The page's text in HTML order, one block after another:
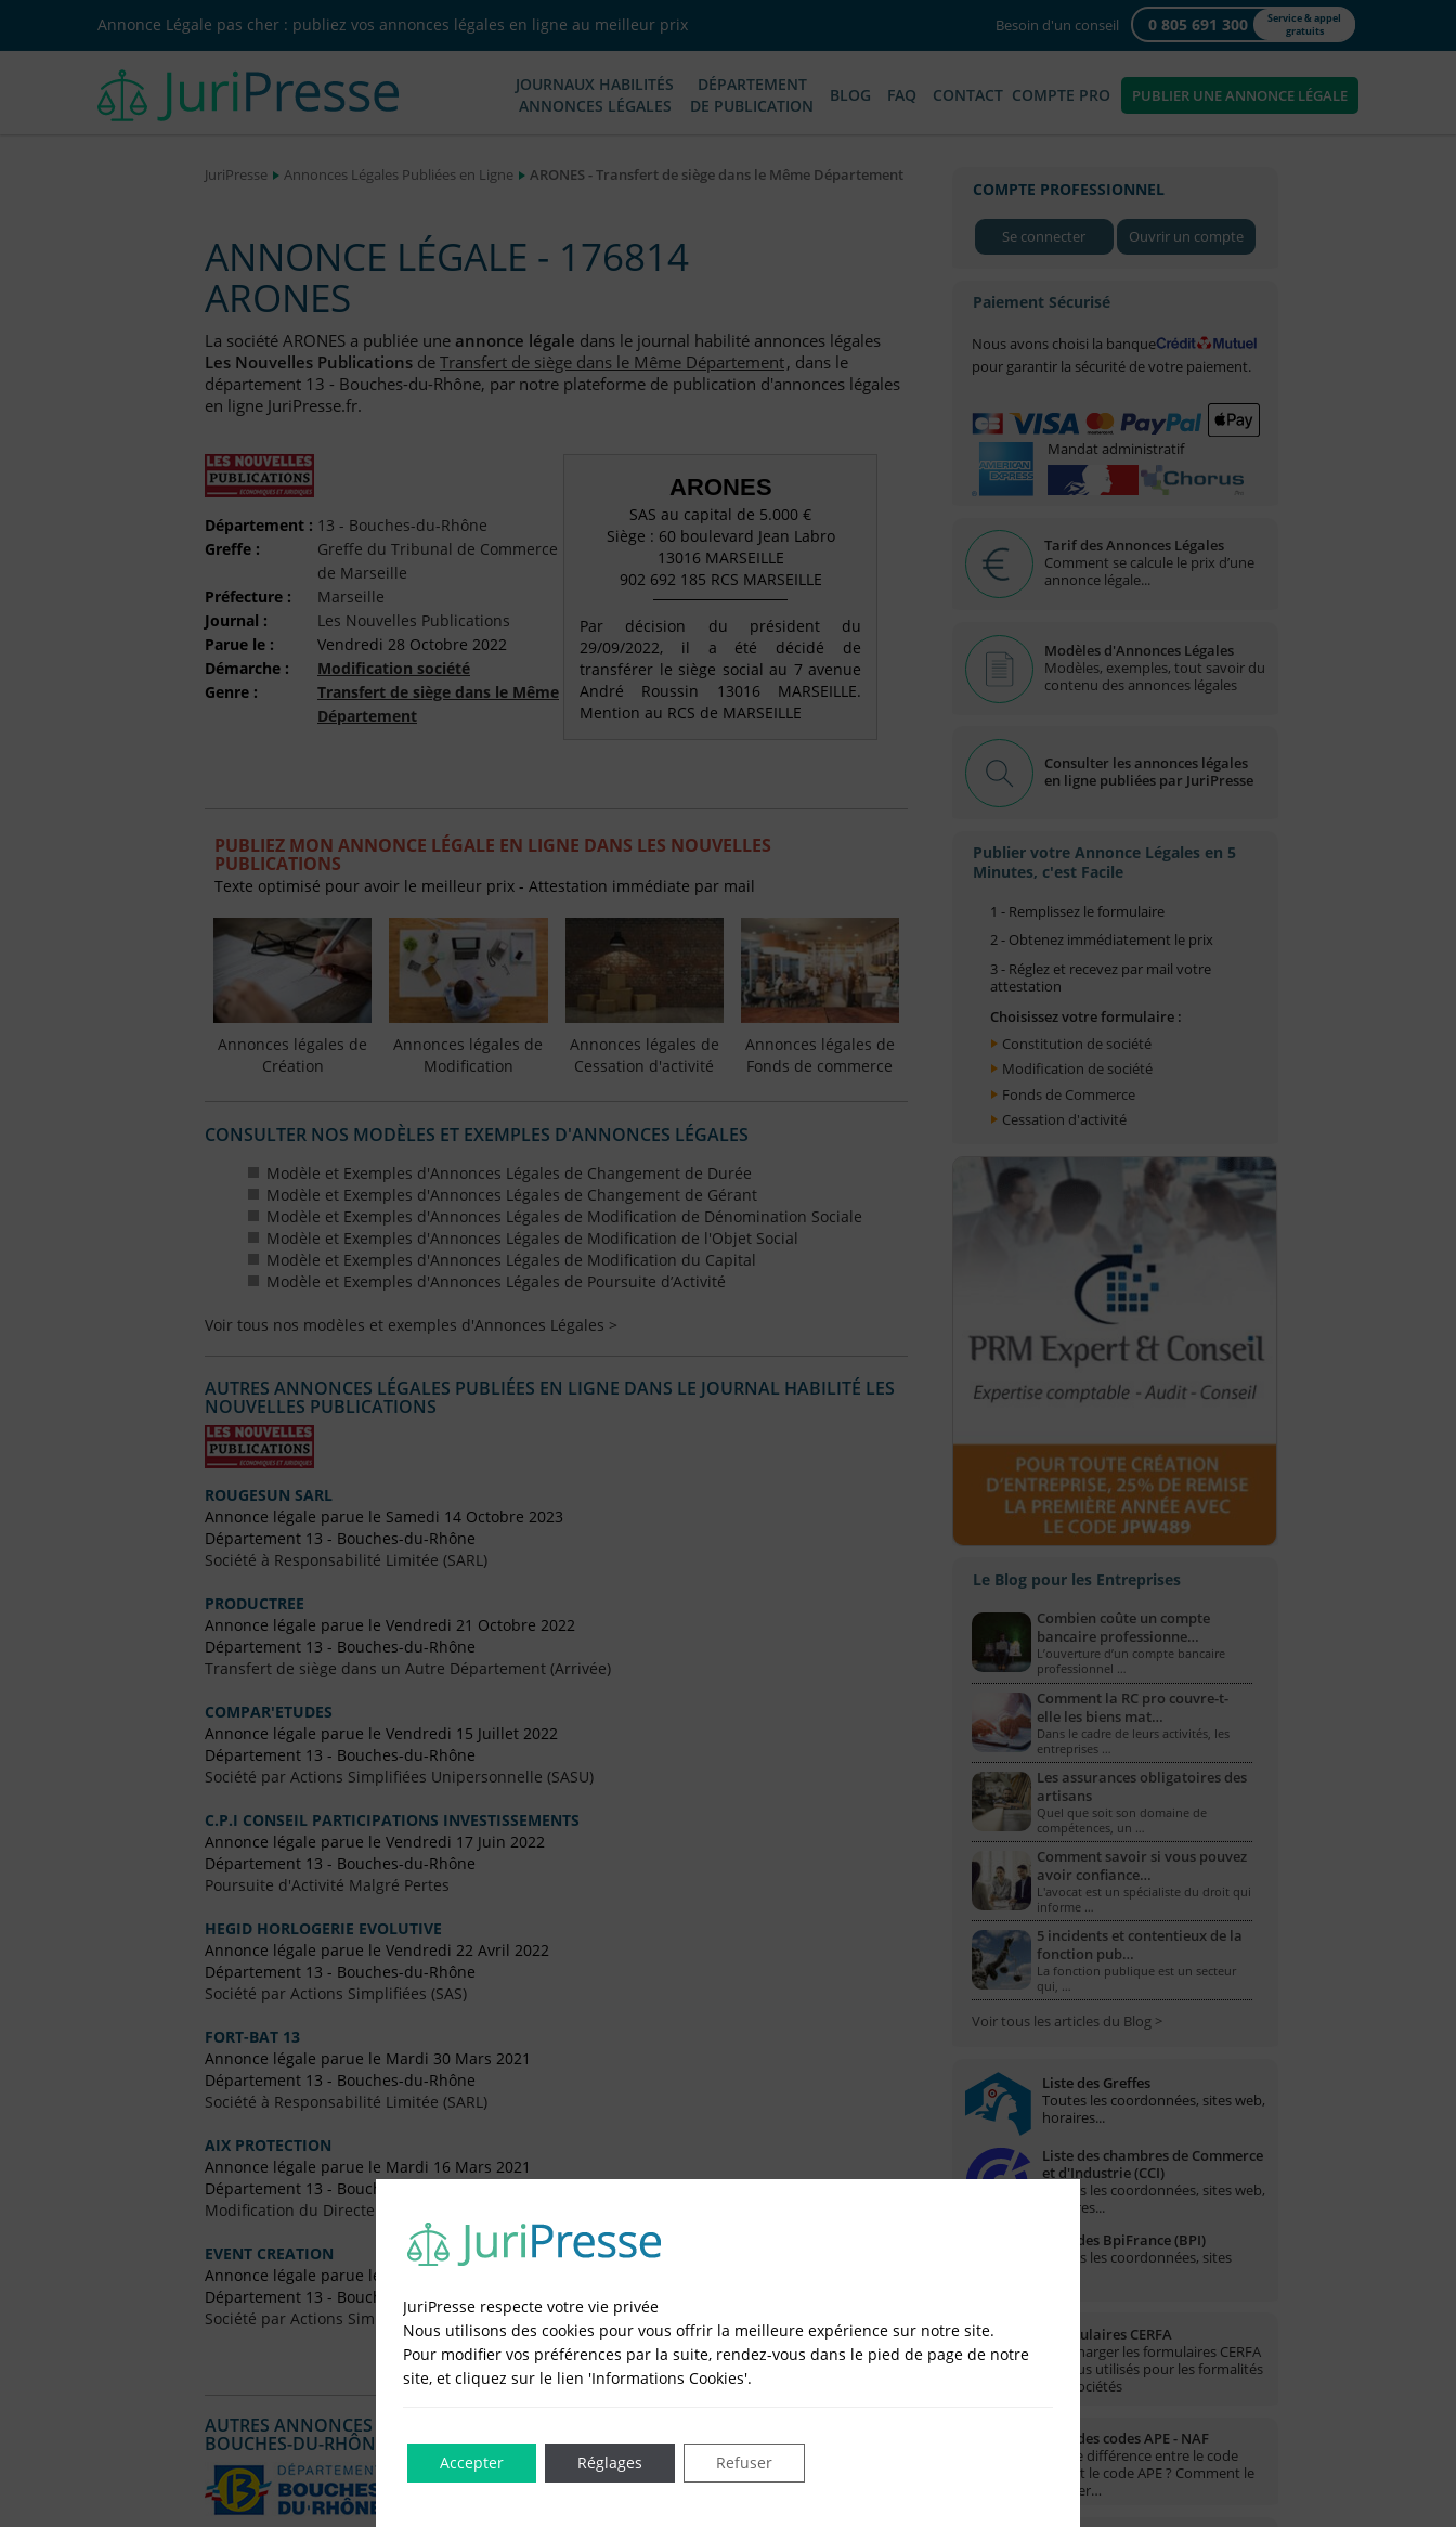
Annonce Légale pas cher : publiez vos annonces légales en ligne au meilleur prix Besoin d'un conseil 0 805 691 300
Service & appel
gratuits
JOURNAUX HABILITÉS
ANNONCES LÉGALES
DÉPARTEMENT
DE PUBLICATION
BLOG FAQ CONTACT COMPTE PRO PUBLIER UNE ANNONCE LÉGALE
JuriPresse Annonces Légales Publiées en Ligne ARONES - Transfert de siège dans le Même Département
ANNONCE LÉGALE - 176814
ARONES
La société ARONES a publiée une annonce légale dans le journal habilité annonces légales
Les Nouvelles Publications deTransfert de siège dans le Même Département, dans le
département 13 - Bouches-du-Rhône, par notre plateforme de publication d'annonces légales
en ligne JuriPresse.fr.
Département : 13 - Bouches-du-Rhône
Greffe :
Greffe du Tribunal de Commerce
de Marseille
Préfecture :
Marseille
Journal :
Les Nouvelles Publications
Parue le :
Vendredi 28 Octobre 2022
Démarche :
Modification société
Genre :
Transfert de siège dans le Même
Département
ARONES
SAS au capital de 5.000 €
Siège : 60 boulevard Jean Labro
13016 MARSEILLE
902 692 185 RCS MARSEILLE
Par décision du président du
29/09/2022, il a été décidé de
transférer le siège social au 7 avenue
André Roussin 13016 MARSEILLE.
Mention au RCS de MARSEILLE
PUBLIEZ MON ANNONCE LÉGALE EN LIGNE DANS LES NOUVELLES
PUBLICATIONS
Texte optimisé pour avoir le meilleur prix - Attestation immédiate par mail
Annonces légales de
Création
Annonces légales de
Modification
Annonces légales de
Cessation d'activité
Annonces légales de
Fonds de commerce
CONSULTER NOS MODÈLES ET EXEMPLES D'ANNONCES LÉGALES
Modèle et Exemples d'Annonces Légales de Changement de Durée
Modèle et Exemples d'Annonces Légales de Changement de Gérant
Modèle et Exemples d'Annonces Légales de Modification de Dénomination Sociale
Modèle et Exemples d'Annonces Légales de Modification de l'Objet Social
Modèle et Exemples d'Annonces Légales de Modification du Capital
Modèle et Exemples d'Annonces Légales de Poursuite d’Activité
Voir tous nos modèles et exemples d'Annonces Légales >
AUTRES ANNONCES LÉGALES PUBLIÉES EN LIGNE DANS LE JOURNAL HABILITÉ LES
NOUVELLES PUBLICATIONS
ROUGESUN SARL
Annonce légale parue le Samedi 14 Octobre 2023
Département 13 - Bouches-du-Rhône
Société à Responsabilité Limitée (SARL)
PRODUCTREE
Annonce légale parue le Vendredi 21 Octobre 2022
Département 13 - Bouches-du-Rhône
Transfert de siège dans un Autre Département (Arrivée)
COMPAR'ETUDES
Annonce légale parue le Vendredi 15 Juillet 2022
Département 13 - Bouches-du-Rhône
Société par Actions Simplifiées Unipersonnelle (SASU)
C.P.I CONSEIL PARTICIPATIONS INVESTISSEMENTS
Annonce légale parue le Vendredi 17 Juin 2022
Département 13 - Bouches-du-Rhône
Poursuite d'Activité Malgré Pertes
HEGID HORLOGERIE EVOLUTIVE
Annonce légale parue le Vendredi 22 Avril 2022
Département 13 - Bouches-du-Rhône
Société par Actions Simplifiées (SAS)
FORT-BAT 13
Annonce légale parue le Mardi 30 Mars 2021
Département 13 - Bouches-du-Rhône
Société à Responsabilité Limitée (SARL)
AIX PROTECTION
Annonce légale parue le Mardi 16 Mars 2021
Département 13 - Bouches-du-Rhône
Modification du Directeur Général
EVENT CREATION
Annonce légale parue le Vendredi 30 Août 2019
Département 13 - Bouches-du-Rhône
Société par Actions Simplifiées (SAS)
AUTRES ANNONCES LÉGALES PUBLIÉES EN LIGNE DANS LE DÉPARTEMENT DU 13 -
BOUCHES-DU-RHÔNE
COMPTE PROFESSIONNEL
Se connecter Ouvrir un compte
Paiement Sécurisé
Nous avons choisi la banque
pour garantir la sécurité de votre paiement.
Mandat administratif
Tarif des Annonces Légales
Comment se calcule le prix d’une
annonce légale...
Modèles d'Annonces Légales
Modèles, exemples, tout savoir du
contenu des annonces légales
Consulter les annonces légales
en ligne publiées par JuriPresse
Publier votre Annonce Légales en 5
Minutes, c'est Facile
1 - Remplissez le formulaire
2 - Obtenez immédiatement le prix
3 - Réglez et recevez par mail votre
attestation
Choisissez votre formulaire :
Constitution de société
Modification de société
Fonds de Commerce
Cessation d'activité
Le Blog pour les Entreprises
Combien coûte un compte
bancaire professionne…
L’ouverture d’un compte bancaire
professionnel …
Comment la RC pro couvre-t-
elle les biens mat…
Dans le cadre de leurs activités, les
entreprises …
Les assurances obligatoires des
artisans
Quel que soit son domaine de
compétences, un …
Comment savoir si vous pouvez
avoir confiance…
L'avocat est un spécialiste du droit qui
informe …
5 incidents et contentieux de la
fonction pub…
La fonction publique est un secteur
qui, …
Voir tous les articles du Blog >
Liste des Greffes
Toutes les coordonnées, sites web,
horaires...
Liste des chambres de Commerce
et d'Industrie (CCI)
Toutes les coordonnées, sites web,
horaires...
Liste des BpiFrance (BPI)
Toutes les coordonnées, sites
Formulaires CERFA
Télécharger les formulaires CERFA
les plus utilisés pour les formalités
des sociétés
Liste des codes APE - NAF
Quelle différence entre le code
NAF et le code APE ? Comment le
trouver…
JuriPresse respecte votre vie privée
Nous utilisons des cookies pour vous offrir la meilleure expérience sur notre site.
Pour modifier vos préférences par la suite, rendez-vous dans le pied de page de notre
site, et cliquez sur le lien 'Informations Cookies'.
Accepter Refuser
Réglages